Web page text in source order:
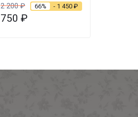
2 200₽ 66% - 1 450 ₽
750 ₽